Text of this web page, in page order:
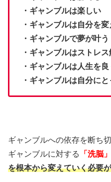
・ギャンブルは楽しい
・ギャンブルは自分を
・ギャンブルで夢が叶う
・ギャンブルはストレ
・ギャンブルは人生を
・ギャンブルは自分に
ギャンブルへの依存を断ち
ギャンブルに対する
「洗脳」
を根本から変えていく必要